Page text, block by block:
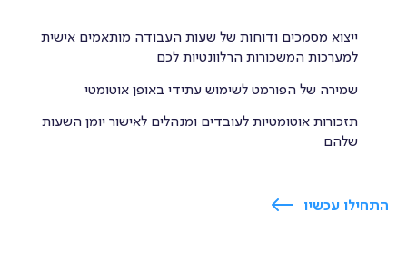
ייצוא מסמכים ודוחות של שעות העבודה מותאמים אישית
למערכות המשכורות הרלוונטיות לכם
שמירה של הפורמט לשימוש עתידי באופן אוטומטי
תזכורות אוטומטיות לעובדים ומנהלים לאישור יומן השעות
שלהם
התחילו עכשיו